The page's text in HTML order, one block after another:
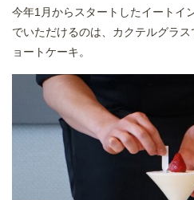
今年1月からスタートしたイートイ
でいただけるのは、カクテルグラ
ョートケーキ。